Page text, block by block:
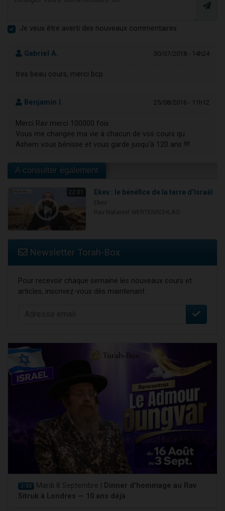
Je veux être averti des nouveaux commentaires
Gabriel A. 30/07/2018 - 14h24
tres beau cours, merci bcp
Benjamin I. 25/08/2016 - 11h12
Merci Rav merci 100000 fois
Vous me changee ma vie à chacun de vos cours qu
Ashem vous bénisse et vous garde jusqu'à 120 ans !!!!
A consulter également
22:01 Ekev : le bénéfice de la terre d’Israël
Newsletter Torah-Box
Pour recevoir chaque semaine les nouveaux cours et
articles, inscrivez-vous dès maintenant :
J-33 Mardi 8 Septembre |
Dinner d'hommage au Rav
Sitruk à Londres — 10 ans déjà